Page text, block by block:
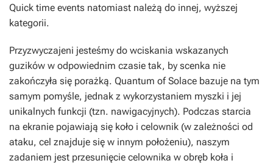
Quick time events natomiast należą do innej, wyższej
kategorii.
Przyzwyczajeni jesteśmy do wciskania wskazanych
guzików w odpowiednim czasie tak, by scenka nie
zakończyła się porażką. Quantum of Solace bazuje na tym
samym pomyśle, jednak z wykorzystaniem myszki i jej
unikalnych funkcji (tzn. nawigacyjnych). Podczas starcia
na ekranie pojawiają się koło i celownik (w zależności od
ataku, cel znajduje się w innym położeniu), naszym
zadaniem jest przesunięcie celownika w obręb koła i